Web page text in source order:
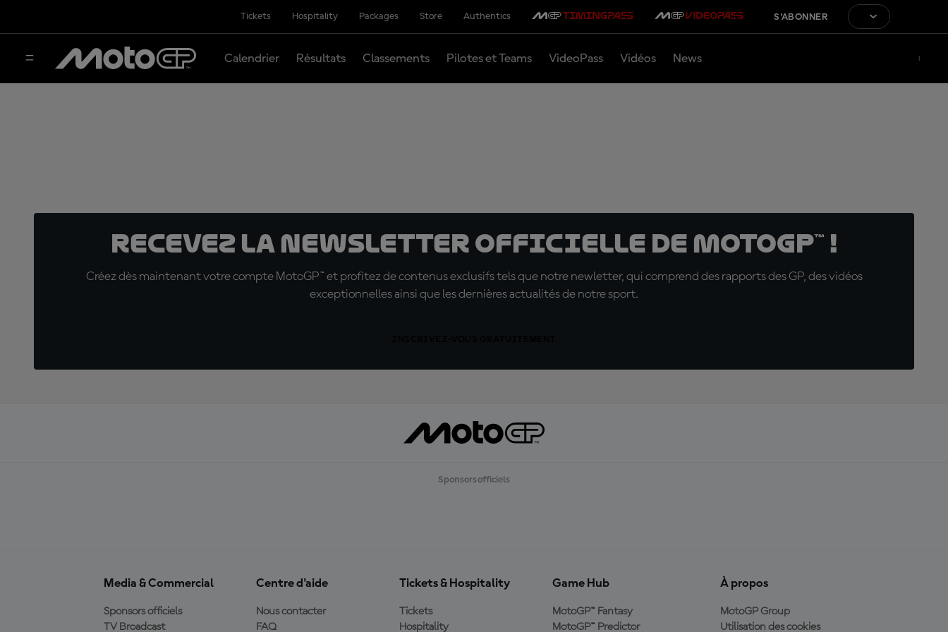
Tickets Hospitality Packages Store Authentics S'ABONNER
Calendrier Résultats Classements Pilotes et Teams VideoPass Vidéos News
Recevez la Newsletter officielle de MotoGP™ !
Créez dès maintenant votre compte MotoGP™ et profitez de contenus exclusifs tels que notre newletter, qui comprend des rapports des GP, des vidéos
exceptionnelles ainsi que les dernières actualités de notre sport.
Sponsors officiels
Media & Commercial
Sponsors officiels
TV Broadcast
Centre d'aide
Nous contacter
FAQ
Tickets & Hospitality
Tickets
Hospitality
Game Hub
MotoGP™ Fantasy
MotoGP™ Predictor
À propos
MotoGP Group
Utilisation des cookies